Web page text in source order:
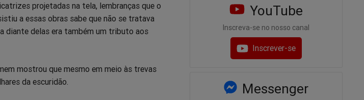
projetadas na tela, lembranças que o
a essas obras sabe que não se tratava
diante delas era também um tributo aos
mostrou que mesmo em meio às trevas
da escuridão.
YouTube
Inscreva-se no nosso canal
Inscrever-se
Messenger